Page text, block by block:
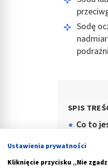
Sodę
SPIS
Co to
Na co
Soda
Ustawienia prywatności
Kliknięcie przycisku „Nie